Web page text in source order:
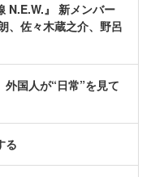
N.E.W.』 新メンバー
、佐々木蔵之介、野呂
外国人が“日常”を見て
る